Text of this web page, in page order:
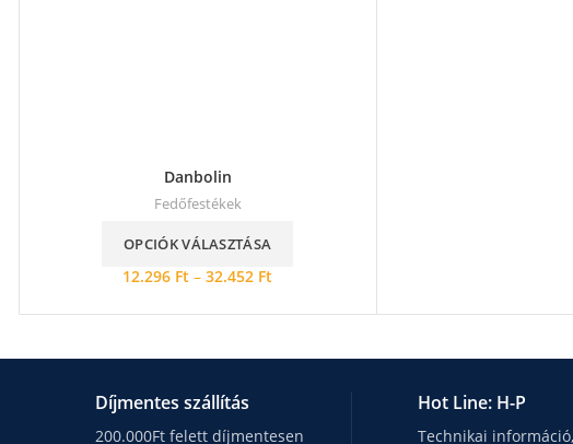
Danbolin
Fedőfestékek
12.296 Ft –32.452 Ft
OPCIÓK VÁLASZTÁSA
Díjmentes szállítás
200.000Ft felett díjmentesen
Hot Line: H-P
Technikai